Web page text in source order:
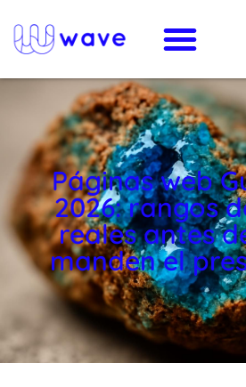
Páginas web
2026: rangos
reales antes
manden el